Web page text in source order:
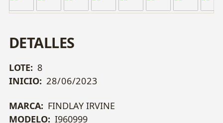
DETALLES
LOTE: 8
INICIO: 28/06/2023
MARCA: FINDLAY IRVINE
MODELO: I960999